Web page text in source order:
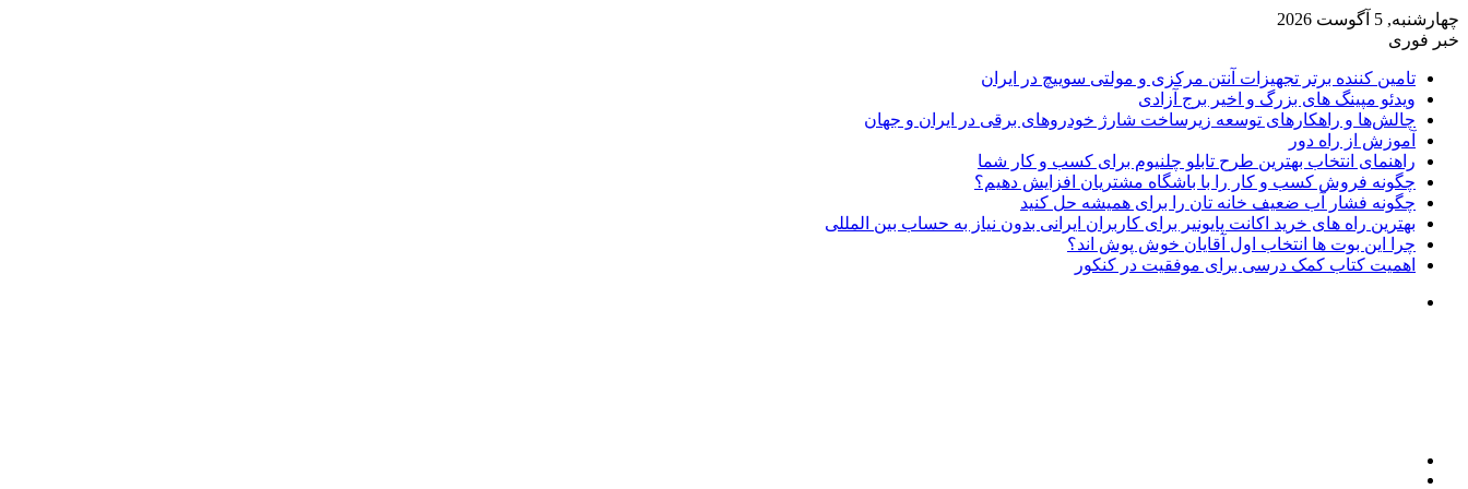
چهارشنبه, 5 آگوست 2026
خبر فوری
تامین کننده برتر تجهیزات آنتن مرکزی و مولتی سوییچ در ایران
ویدئو مپینگ های بزرگ و اخیر برج آزادی
چالش‌ها و راهکارهای توسعه زیرساخت شارژ خودروهای برقی در ایران و جهان
آموزش از راه دور
راهنمای انتخاب بهترین طرح تابلو چلنیوم برای کسب و کار شما
چگونه فروش کسب و کار را با باشگاه مشتریان افزایش دهیم؟
چگونه فشار آب ضعیف خانه تان را برای همیشه حل کنید
بهترین راه های خرید اکانت پایونیر برای کاربران ایرانی بدون نیاز به حساب بین المللی
چرا این بوت ها انتخاب اول آقایان خوش پوش اند؟
اهمیت کتاب کمک درسی برای موفقیت در کنکور